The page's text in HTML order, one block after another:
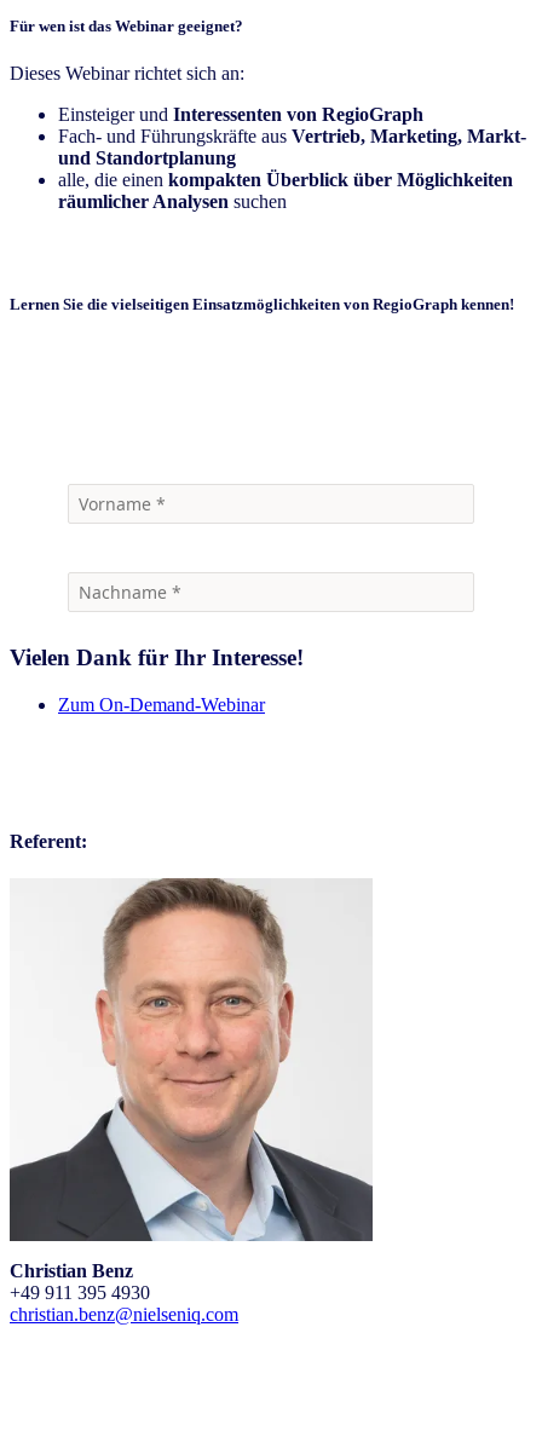
Für wen ist das Webinar geeignet?
Dieses Webinar richtet sich an:
Einsteiger und Interessenten von RegioGraph
Fach- und Führungskräfte aus Vertrieb, Marketing, Markt-
und Standortplanung
alle, die einen kompakten Überblick über Möglichkeiten
räumlicher Analysen suchen
Lernen Sie die vielseitigen Einsatzmöglichkeiten von RegioGraph kennen!
Vielen Dank für Ihr Interesse!
Zum On-Demand-Webinar
Referent:
Christian Benz
+49 911 395 4930
christian.benz@nielseniq.com